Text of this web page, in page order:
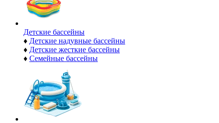
Детские бассейны
♦ Детские надувные бассейны
♦ Детские жесткие бассейны
♦ Семейные бассейны